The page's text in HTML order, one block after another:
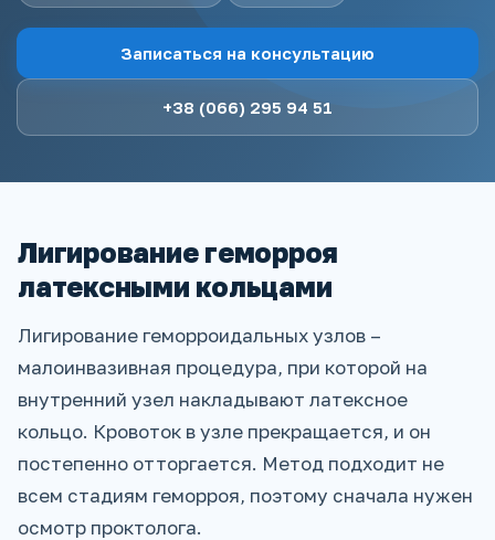
Записаться на консультацию
+38 (066) 295 94 51
Лигирование геморроя
латексными кольцами
Лигирование геморроидальных узлов –
малоинвазивная процедура, при которой на
внутренний узел накладывают латексное
кольцо. Кровоток в узле прекращается, и он
постепенно отторгается. Метод подходит не
всем стадиям геморроя, поэтому сначала нужен
осмотр проктолога.